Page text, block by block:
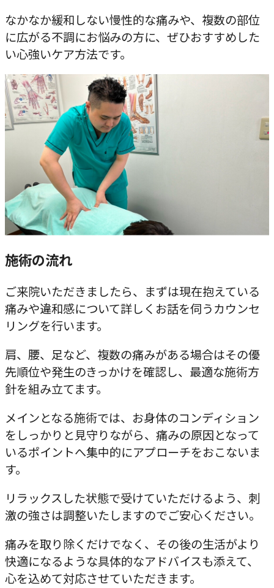
なかなか緩和しない慢性的な痛みや、複数の部位
に広がる不調にお悩みの方に、ぜひおすすめした
い心強いケア方法です。
施術の流れ
ご来院いただきましたら、まずは現在抱えている
痛みや違和感について詳しくお話を伺うカウンセ
リングを行います。
肩、腰、足など、複数の痛みがある場合はその優
先順位や発生のきっかけを確認し、最適な施術方
針を組み立てます。
メインとなる施術では、お身体のコンディション
をしっかりと見守りながら、痛みの原因となって
いるポイントへ集中的にアプローチをおこないま
す。
リラックスした状態で受けていただけるよう、刺
激の強さは調整いたしますのでご安心ください。
痛みを取り除くだけでなく、その後の生活がより
快適になるような具体的なアドバイスも添えて、
心を込めて対応させていただきます。